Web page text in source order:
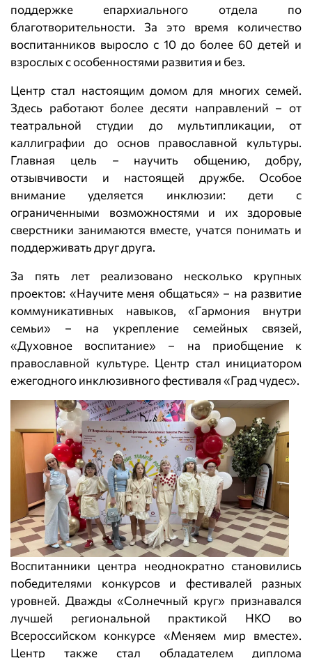
поддержке епархиального отдела по
благотворительности. За это время количество
воспитанников выросло с 10 до более 60 детей и
взрослых с особенностями развития и без.
Центр стал настоящим домом для многих семей.
Здесь работают более десяти направлений – от
театральной студии до мультипликации, от
каллиграфии до основ православной культуры.
Главная цель – научить общению, добру,
отзывчивости и настоящей дружбе. Особое
внимание уделяется инклюзии: дети с
ограниченными возможностями и их здоровые
сверстники занимаются вместе, учатся понимать и
поддерживать друг друга.
За пять лет реализовано несколько крупных
проектов: «Научите меня общаться» – на развитие
коммуникативных навыков, «Гармония внутри
семьи» – на укрепление семейных связей,
«Духовное воспитание» – на приобщение к
православной культуре. Центр стал инициатором
ежегодного инклюзивного фестиваля «Град чудес».
Воспитанники центра неоднократно становились
победителями конкурсов и фестивалей разных
уровней. Дважды «Солнечный круг» признавался
лучшей региональной практикой НКО во
Всероссийском конкурсе «Меняем мир вместе».
Центр также стал обладателем диплома